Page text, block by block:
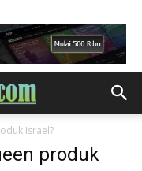
Israel?
produk